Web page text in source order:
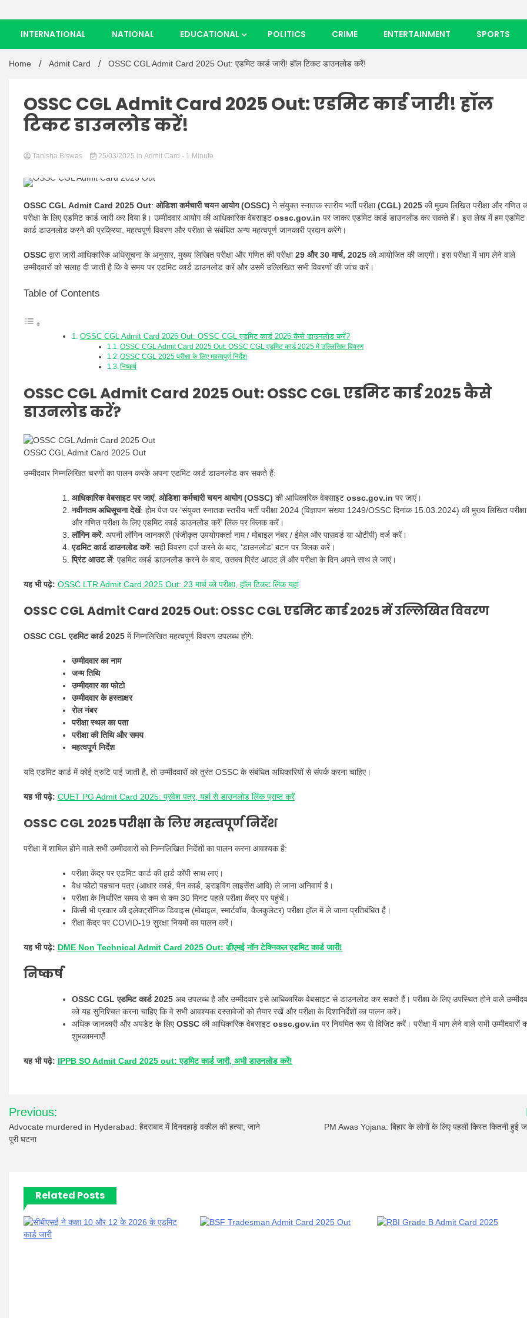
INTERNATIONAL NATIONAL EDUCATIONAL POLITICS CRIME ENTERTAINMENT SPORTS
Home Admit Card OSSC CGL Admit Card 2025 Out: एडमिट कार्ड जारी! हॉल टिकट डाउनलोड करें!
OSSC CGL Admit Card 2025 Out: एडमिट कार्ड जारी! हॉल
टिकट डाउनलोड करें!
Tanisha Biswas 25/03/2025 in Admit Card - 1 Minute
OSSC CGL Admit Card 2025 Out: ओडिशा कर्मचारी चयन आयोग (OSSC) ने संयुक्त स्नातक स्तरीय भर्ती परीक्षा(CGL) 2025 की मुख्य लिखित परीक्षा और गणित
परीक्षा के लिए एडमिट कार्ड जारी कर दिया है। उम्मीदवार आयोग की आधिकारिक वेबसाइट ossc.gov.in पर जाकर एडमिट कार्ड डाउनलोड कर सकते हैं। इस लेख में हम एडमिट
कार्ड डाउनलोड करने की प्रक्रिया, महत्वपूर्ण विवरण और परीक्षा से संबंधित अन्य महत्वपूर्ण जानकारी प्रदान करेंगे।
OSSC द्वारा जारी आधिकारिक अधिसूचना के अनुसार, मुख्य लिखित परीक्षा और गणित की परीक्षा29 और 30 मार्च, 2025 को आयोजित की जाएगी। इस परीक्षा में भाग लेने वाले
उम्मीदवारों को सलाह दी जाती है कि वे समय पर एडमिट कार्ड डाउनलोड करें और उसमें उल्लिखित सभी विवरणों की जांच करें।
Table of Contents
OSSC CGL Admit Card 2025 Out: OSSC CGL एडमिट कार्ड 2025 कैसे डाउनलोड करें?
OSSC CGL Admit Card 2025 Out: OSSC CGL एडमिट कार्ड 2025 में उल्लिखित विवरण
OSSC CGL 2025 परीक्षा के लिए महत्वपूर्ण निर्देश
निष्कर्ष
OSSC CGL Admit Card 2025 Out: OSSC CGL एडमिट कार्ड 2025 कैसे
डाउनलोड करें?
OSSC CGL Admit Card 2025 Out
उम्मीदवार निम्नलिखित चरणों का पालन करके अपना एडमिट कार्ड डाउनलोड कर सकते हैं:
आधिकारिक वेबसाइट पर जाएं: ओडिशा कर्मचारी चयन आयोग (OSSC) की आधिकारिक वेबसाइट ossc.gov.in पर जाएं।
नवीनतम अधिसूचना देखें: होम पेज पर ‘संयुक्त स्नातक स्तरीय भर्ती परीक्षा 2024 (विज्ञापन संख्या 1249/OSSC दिनांक 15.03.2024) की मुख्य लिखित परीक्षा
और गणित परीक्षा के लिए एडमिट कार्ड डाउनलोड करें’ लिंक पर क्लिक करें।
लॉगिन करें: अपनी लॉगिन जानकारी (पंजीकृत उपयोगकर्ता नाम / मोबाइल नंबर / ईमेल और पासवर्ड या ओटीपी) दर्ज करें।
एडमिट कार्ड डाउनलोड करें: सही विवरण दर्ज करने के बाद, ‘डाउनलोड’ बटन पर क्लिक करें।
प्रिंट आउट लें: एडमिट कार्ड डाउनलोड करने के बाद, उसका प्रिंट आउट लें और परीक्षा के दिन अपने साथ ले जाएं।
यह भी पढ़े: OSSC LTR Admit Card 2025 Out: 23 मार्च को परीक्षा, हॉल टिकट लिंक यहां
OSSC CGL Admit Card 2025 Out: OSSC CGL एडमिट कार्ड 2025 में उल्लिखित विवरण
OSSC CGL एडमिट कार्ड 2025 में निम्नलिखित महत्वपूर्ण विवरण उपलब्ध होंगे:
उम्मीदवार का नाम
जन्म तिथि
उम्मीदवार का फोटो
उम्मीदवार के हस्ताक्षर
रोल नंबर
परीक्षा स्थल का पता
परीक्षा की तिथि और समय
महत्वपूर्ण निर्देश
यदि एडमिट कार्ड में कोई त्रुटि पाई जाती है, तो उम्मीदवारों को तुरंत OSSC के संबंधित अधिकारियों से संपर्क करना चाहिए।
यह भी पढ़े: CUET PG Admit Card 2025: प्रवेश पत्र, यहां से डाउनलोड लिंक प्राप्त करें
OSSC CGL 2025 परीक्षा के लिए महत्वपूर्ण निर्देश
परीक्षा में शामिल होने वाले सभी उम्मीदवारों को निम्नलिखित निर्देशों का पालन करना आवश्यक है:
परीक्षा केंद्र पर एडमिट कार्ड की हार्ड कॉपी साथ लाएं।
वैध फोटो पहचान पत्र (आधार कार्ड, पैन कार्ड, ड्राइविंग लाइसेंस आदि) ले जाना अनिवार्य है।
परीक्षा के निर्धारित समय से कम से कम 30 मिनट पहले परीक्षा केंद्र पर पहुंचें।
किसी भी प्रकार की इलेक्ट्रॉनिक डिवाइस (मोबाइल, स्मार्टवॉच, कैलकुलेटर) परीक्षा हॉल में ले जाना प्रतिबंधित है।
रीक्षा केंद्र पर COVID-19 सुरक्षा नियमों का पालन करें।
यह भी पढ़े: DME Non Technical Admit Card 2025 Out: डीएमई नॉन टेक्निकल एडमिट कार्ड जारी!
निष्कर्ष
OSSC CGL एडमिट कार्ड 2025 अब उपलब्ध है और उम्मीदवार इसे आधिकारिक वेबसाइट से डाउनलोड कर सकते हैं। परीक्षा के लिए उपस्थित होने वाले
को यह सुनिश्चित करना चाहिए कि वे सभी आवश्यक दस्तावेजों को तैयार रखें और परीक्षा के दिशानिर्देशों का पालन करें।
अधिक जानकारी और अपडेट के लिए OSSC की आधिकारिक वेबसाइट ossc.gov.in पर नियमित रूप से विजिट करें। परीक्षा में भाग लेने वाले सभी उम्मीदवारों
शुभकामनाएँ!
यह भी पढ़े: IPPB SO Admit Card 2025 out: एडमिट कार्ड जारी, अभी डाउनलोड करें!
Post
navigation
Previous:
Advocate murdered in Hyderabad: हैदराबाद में दिनदहाड़े वकील की हत्या; जाने
पूरी घटना
PM Awas Yojana: बिहार के लोगों के लिए पहली किस्त कितनी हुई
Related Posts